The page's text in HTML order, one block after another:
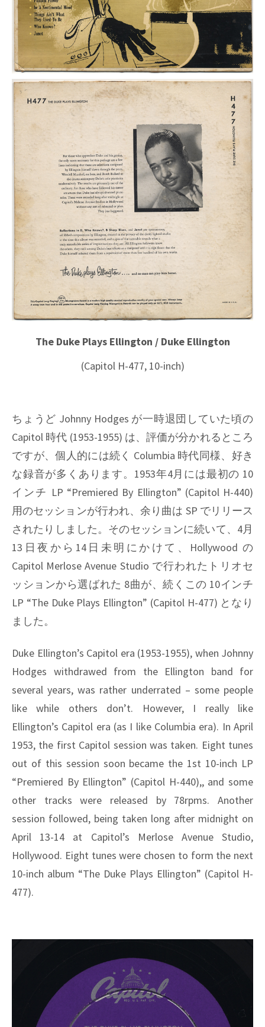
The Duke Plays Ellington / Duke Ellington
(Capitol H-477, 10-inch)
ちょうど Johnny Hodges が一時退団していた頃の
Capitol 時代 (1953-1955) は、評価が分かれるところ
ですが、個人的には続く Columbia 時代同様、好き
な録音が多くあります。1953年4月には最初の 10
インチ LP “Premiered By Ellington” (Capitol H-440)
用のセッションが行われ、余り曲は SP でリリース
されたりしました。そのセッションに続いて、4月
13日夜から14日未明にかけて、 Hollywood の
Capitol Merlose Avenue Studio で行われたトリオセ
ッションから選ばれた 8曲が、続くこの 10インチ
LP “The Duke Plays Ellington” (Capitol H-477) となり
ました。
Duke Ellington’s Capitol era (1953-1955), when Johnny
Hodges withdrawed from the Ellington band for
several years, was rather underrated – some people
like while others don’t. However, I really like
Ellington’s Capitol era (as I like Columbia era). In April
1953, the first Capitol session was taken. Eight tunes
out of this session soon became the 1st 10-inch LP
“Premiered By Ellington” (Capitol H-440),, and some
other tracks were released by 78rpms. Another
session followed, being taken long after midnight on
April 13-14 at Capitol’s Merlose Avenue Studio,
Hollywood. Eight tunes were chosen to form the next
10-inch album “The Duke Plays Ellington” (Capitol H-
477).